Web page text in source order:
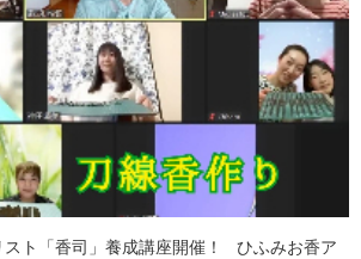
スト「香司」養成講座開催！ ひふみお香ア